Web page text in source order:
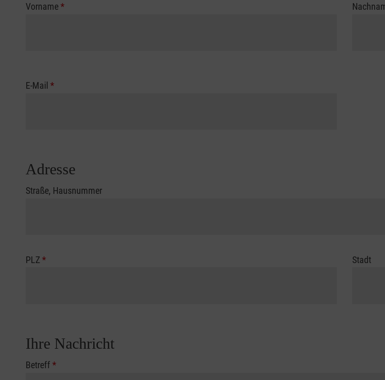
Vorname*
E-Mail *
Adresse
Straße, Hausnummer
PLZ* Stadt
Ihre Nachricht
Betreff*